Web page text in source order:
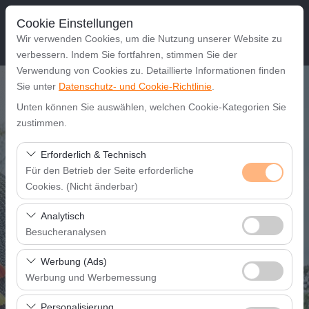
Cookie Einstellungen
Wir verwenden Cookies, um die Nutzung unserer Website zu
verbessern. Indem Sie fortfahren, stimmen Sie der
Verwendung von Cookies zu. Detaillierte Informationen finden
Sie unter Datenschutz- und Cookie-Richtlinie
Unten können Sie auswählen, welchen Cookie-Kategorien Sie
zustimmen.
Erforderlich & Technisch
Für den Betrieb der Seite erforderliche
Cookies. (Nicht änderbar)
Diese Cookies sind für das ordnungsgemäße
Funktionieren der Website, die Sicherheit, die
Sitzungsverwaltung und grundlegende Funktionen
erforderlich. Sie können nicht deaktiviert werden.
Analytisch
Besucheranalysen
Diese Cookies ermöglichen es uns, zu analysieren, wie
unsere Website genutzt wird (Besucherzahl,
meistbesuchte Seiten, Nutzerverhalten). Diese Daten
werden verwendet, um die Leistung der Website zu
Werbung (Ads)
Werbung und Werbemessung
Diese Cookies ermöglichen es uns, Ihnen auf Ihre
Abholstation
Eine andere Rückgabestation auswählen
Abholdatum & Zeit
Rückgabedatum & Zeit